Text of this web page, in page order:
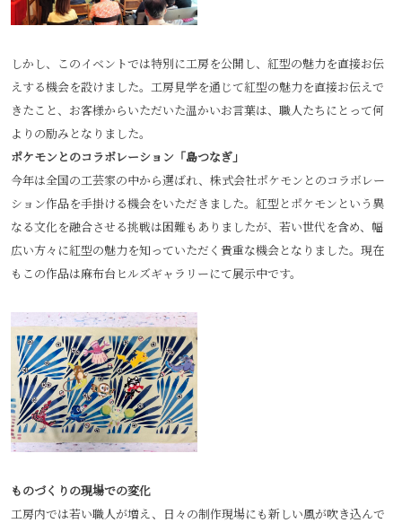
しかし、このイベントでは特別に工房を公開し、紅型の魅力を直接お伝
えする機会を設けました。工房見学を通じて紅型の魅力を直接お伝えで
きたこと、お客様からいただいた温かいお言葉は、職人たちにとって何
よりの励みとなりました。
ポケモンとのコラボレーション「島つなぎ」
今年は全国の工芸家の中から選ばれ、株式会社ポケモンとのコラボレー
ション作品を手掛ける機会をいただきました。紅型とポケモンという異
なる文化を融合させる挑戦は困難もありましたが、若い世代を含め、幅
広い方々に紅型の魅力を知っていただく貴重な機会となりました。現在
もこの作品は麻布台ヒルズギャラリーにて展示中です。
ものづくりの現場での変化
工房内では若い職人が増え、日々の制作現場にも新しい風が吹き込んで